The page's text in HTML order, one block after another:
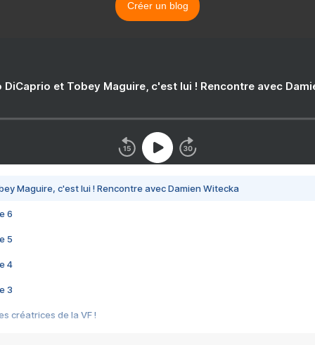
Créer un blog
DiCaprio et Tobey Maguire, c'est lui ! Rencontre avec
Maguire, c'est lui ! Rencontre avec Damien Witecka
6
5
4
3
créatrices de la VF !